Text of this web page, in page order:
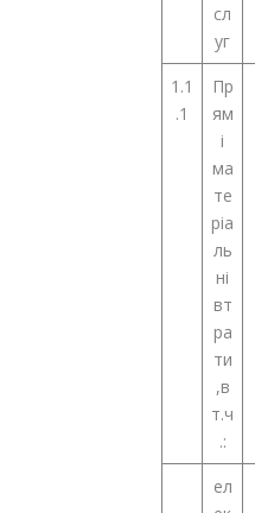
сл
уг
1.1
.1
Пр
ям
і
ма
те
ріа
ль
ні
вт
ра
ти
,в
т.ч
.:
ел